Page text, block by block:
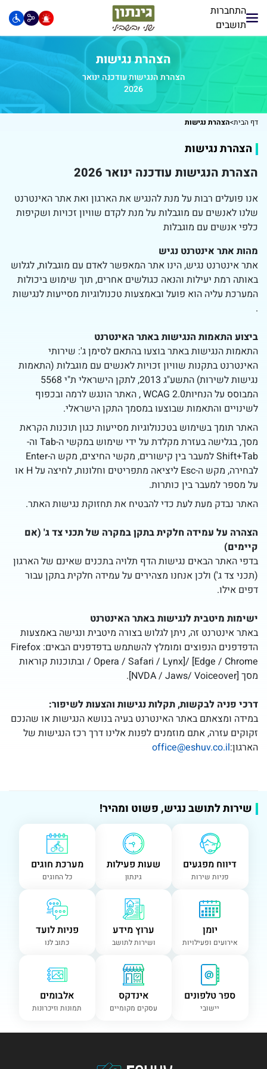
התחברות
תושבים
הצהרת נגישות
הצהרת הנגישות עודכנה ינואר
2026
דף הבית>הצהרת נגישות
הצהרת נגישות
הצהרת הנגישות עודכנה ינואר 2026
אנו פועלים רבות על מנת להנגיש את הארגון ואת אתר האינטרנט
שלנו לאנשים עם מוגבלות על מנת לקדם שוויון זכויות ושקיפות
כלפי אנשים עם מוגבלות
מהות אתר אינטרנט נגיש
אתר אינטרנט נגיש, הינו אתר המאפשר לאדם עם מוגבלות, לגלוש
באותה רמת יעילות והנאה כגולשים אחרים, תוך שימוש ביכולות
המערכת עליה הוא פועל ובאמצעות טכנולוגיות מסייעות לנגישות
.
ביצוע התאמות הנגישות באתר האינטרנט
התאמות הנגישות באתר בוצעו בהתאם לסימן ג': שירותי
האינטרנט בתקנות שוויון זכויות לאנשים עם מוגבלות (התאמות
נגישות לשירות) התשע"ג 2013, לתקן הישראלי ת"י 5568
המבוסס על הנחיותWCAG 2.0 , האתר הונגש לרמה ובכפוף
לשינויים והתאמות שבוצעו במסמך התקן הישראלי.
האתר תומך בשימוש בטכנולוגיות מסייעות כגון תוכנות הקראת
מסך, בגלישה בעזרת מקלדת על ידי שימוש במקשי ה-Tab וה-
Shift+Tab למעבר בין קישורים, מקשי החיצים, מקש ה-Enter
לבחירה, מקש ה-Esc ליציאה מתפריטים וחלונות, לחיצה על H או
על מספר למעבר בין כותרות.
האתר נבדק מעת לעת כדי להבטיח את תחזוקת נגישות האתר.
הצהרה על עמידה חלקית בתקן במקרה של תכני צד ג' (אם
קיימים)
בדפי האתר הבאים נגישות הדף תלויה בתכנים שאינם של הארגון
(תכני צד ג') ולכן אנחנו מצהירים על עמידה חלקית בתקן עבור
דפים אילו.
ישימות מיטבית לנגישות באתר האינטרנט
באתר אינטרנט זה, ניתן לגלוש בצורה מיטבית ונגישה באמצעות
הדפדפנים הנפוצים ומומלץ להשתמש בדפדפנים הבאים: Firefox
/ Opera / Safari / Lynx]/ [Edge / Chrome ובתוכנות קוראות
מסך [NVDA / Jaws/ Voiceover].
דרכי פניה לבקשות, תקלות נגישות והצעות לשיפור:
במידה ומצאתם באתר האינטרנט בעיה בנושא הנגישות או שהנכם
זקוקים עזרה, אתם מוזמנים לפנות אלינו דרך רכז הנגישות של
הארגון:office@eshuv.co.il
שירות לתושב נגיש, פשוט ומהיר!
דיווח מפגעים
פניות שירות
שעות פעילות
גינתון
מערכת חוגים
כל החוגים
יומן
אירועים ופעילויות
ערוץ מידע
ושירות לתושב
פניות לועד
כתוב לנו
ספר טלפונים
יישובי
אינדקס
עסקים מקומיים
אלבומים
תמונות וזיכרונות